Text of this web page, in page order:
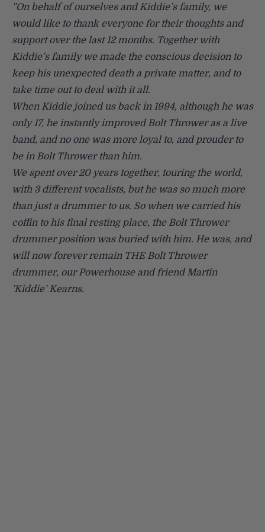
”On behalf of ourselves and Kiddie’s family, we
would like to thank everyone for their thoughts and
support over the last 12 months. Together with
Kiddie’s family we made the conscious decision to
keep his unexpected death a private matter, and to
take time out to deal with it all.
When Kiddie joined us back in 1994, although he was
only 17, he instantly improved Bolt Thrower as a live
band, and no one was more loyal to, and prouder to
be in Bolt Thrower than him.
We spent over 20 years together, touring the world,
with 3 different vocalists, but he was so much more
than just a drummer to us. So when we carried his
coffin to his final resting place, the Bolt Thrower
drummer position was buried with him. He was, and
will now forever remain THE Bolt Thrower
drummer, our Powerhouse and friend Martin
’Kiddie’ Kearns.